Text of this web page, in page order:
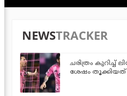
NEWSTRACKER
ചരിത്രം കുറിച്ച്
ശേഷം തൂക്കിയത്